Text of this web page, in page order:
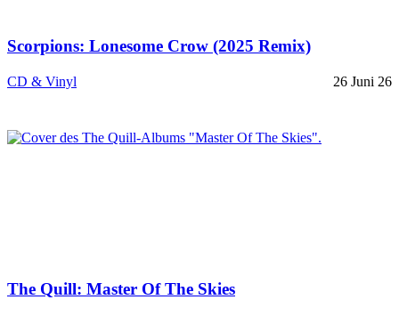
Scorpions: Lonesome Crow (2025 Remix)
CD & Vinyl 26 Juni 26
The Quill: Master Of The Skies